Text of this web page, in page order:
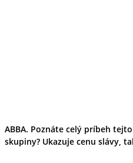
ABBA. Poznáte celý príbeh
skupiny? Ukazuje cenu slávy,